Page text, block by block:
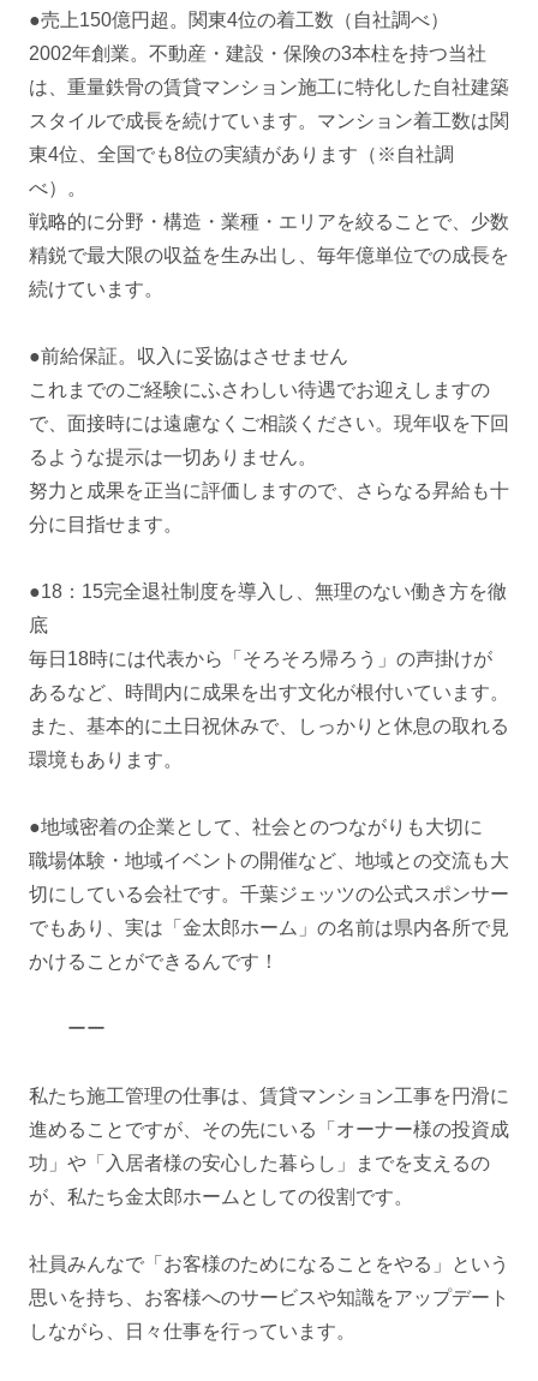
●売上150億円超。関東4位の着工数（自社調べ）
2002年創業。不動産・建設・保険の3本柱を持つ当社
は、重量鉄骨の賃貸マンション施工に特化した自社建築
スタイルで成長を続けています。マンション着工数は関
東4位、全国でも8位の実績があります（※自社調
べ）。
戦略的に分野・構造・業種・エリアを絞ることで、少数
精鋭で最大限の収益を生み出し、毎年億単位での成長を
続けています。
●前給保証。収入に妥協はさせません
これまでのご経験にふさわしい待遇でお迎えしますの
で、面接時には遠慮なくご相談ください。現年収を下回
るような提示は一切ありません。
努力と成果を正当に評価しますので、さらなる昇給も十
分に目指せます。
●18：15完全退社制度を導入し、無理のない働き方を徹
底
毎日18時には代表から「そろそろ帰ろう」の声掛けが
あるなど、時間内に成果を出す文化が根付いています。
また、基本的に土日祝休みで、しっかりと休息の取れる
環境もあります。
●地域密着の企業として、社会とのつながりも大切に
職場体験・地域イベントの開催など、地域との交流も大
切にしている会社です。千葉ジェッツの公式スポンサー
でもあり、実は「金太郎ホーム」の名前は県内各所で見
かけることができるんです！
ーー
私たち施工管理の仕事は、賃貸マンション工事を円滑に
進めることですが、その先にいる「オーナー様の投資成
功」や「入居者様の安心した暮らし」までを支えるの
が、私たち金太郎ホームとしての役割です。
社員みんなで「お客様のためになることをやる」という
思いを持ち、お客様へのサービスや知識をアップデート
しながら、日々仕事を行っています。